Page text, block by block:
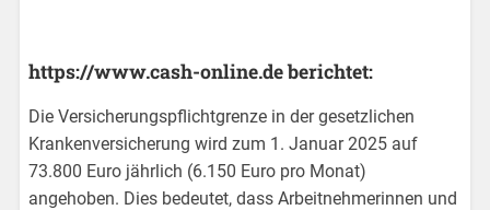
https://www.cash-online.de berichtet:
Die Versicherungspflichtgrenze in der gesetzlichen
Krankenversicherung wird zum 1. Januar 2025 auf
73.800 Euro jährlich (6.150 Euro pro Monat)
angehoben. Dies bedeutet, dass Arbeitnehmerinnen und